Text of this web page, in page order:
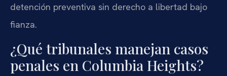
detención preventiva sin derecho a libertad bajo
fianza.
¿Qué tribunales manejan casos
penales en Columbia Heights?